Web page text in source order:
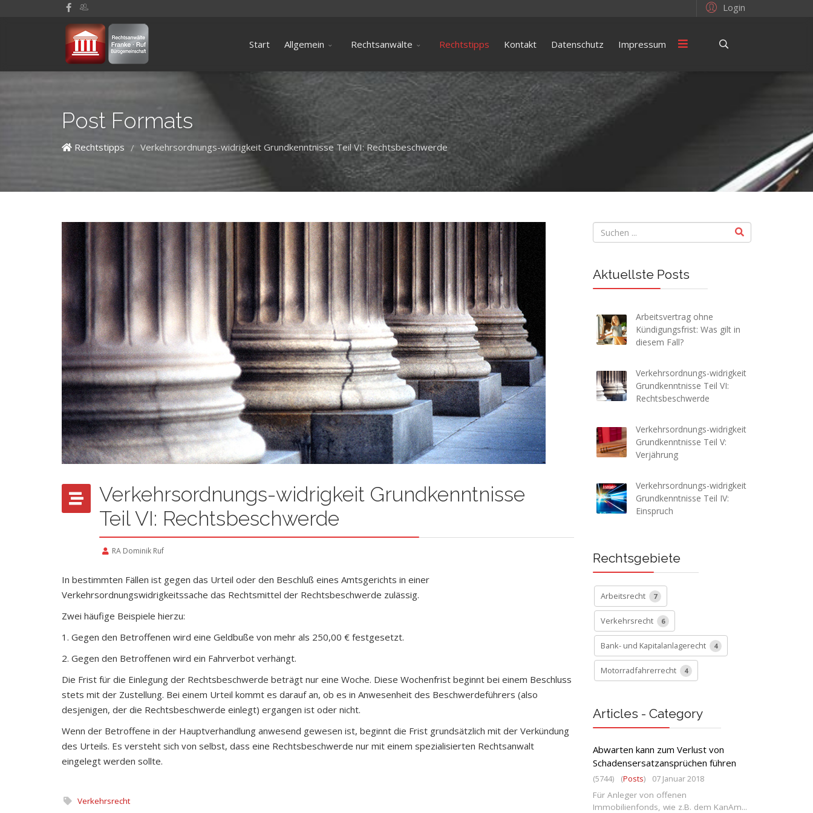
Login
Start Allgemein Rechtsanwälte Rechtstipps Kontakt Datenschutz Impressum
Post Formats
Rechtstipps / Verkehrsordnungs-widrigkeit Grundkenntnisse Teil VI: Rechtsbeschwerde
Verkehrsordnungs-widrigkeit Grundkenntnisse
Teil VI: Rechtsbeschwerde
RA Dominik Ruf
In bestimmten Fällen ist gegen das Urteil oder den Beschluß eines Amtsgerichts in einer
Verkehrsordnungswidrigkeitssache das Rechtsmittel der Rechtsbeschwerde zulässig.
Zwei häufige Beispiele hierzu:
1. Gegen den Betroffenen wird eine Geldbuße von mehr als 250,00 € festgesetzt.
2. Gegen den Betroffenen wird ein Fahrverbot verhängt.
Die Frist für die Einlegung der Rechtsbeschwerde beträgt nur eine Woche. Diese Wochenfrist beginnt bei einem Beschluss
stets mit der Zustellung. Bei einem Urteil kommt es darauf an, ob es in Anwesenheit des Beschwerdeführers (also
desjenigen, der die Rechtsbeschwerde einlegt) ergangen ist oder nicht.
Wenn der Betroffene in der Hauptverhandlung anwesend gewesen ist, beginnt die Frist grundsätzlich mit der Verkündung
des Urteils. Es versteht sich von selbst, dass eine Rechtsbeschwerde nur mit einem spezialisierten Rechtsanwalt
eingelegt werden sollte.
Verkehrsrecht
Aktuellste Posts
Arbeitsvertrag ohne
Kündigungsfrist: Was gilt in
diesem Fall?
Verkehrsordnungs-widrigkeit
Grundkenntnisse Teil VI:
Rechtsbeschwerde
Verkehrsordnungs-widrigkeit
Grundkenntnisse Teil V:
Verjährung
Verkehrsordnungs-widrigkeit
Grundkenntnisse Teil IV:
Einspruch
Rechtsgebiete
Arbeitsrecht 7
Verkehrsrecht 6
Bank- und Kapitalanlagerecht 4
Motorradfahrerrecht 4
Articles - Category
Abwarten kann zum Verlust von
Schadensersatzansprüchen führen
(5744) (Posts)
07 Januar 2018
Für Anleger von offenen
Immobilienfonds, wie z.B. dem KanAm...